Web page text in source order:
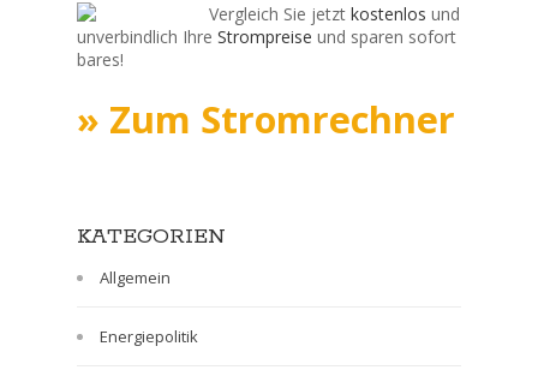
Vergleich Sie jetzt kostenlos und
unverbindlich Ihre Strompreise und sparen sofort
bares!
» Zum Stromrechner
KATEGORIEN
Allgemein
Energiepolitik